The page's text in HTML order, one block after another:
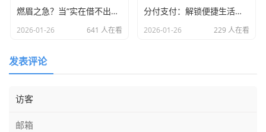
如何解锁你的“分付”额度？
记录、社交关系以及个人信用情况综合评估得出的。因此，
页面，找到“生活服务”或直接搜索“分付”即可进入开通页面。
燃眉之急？当“实在借不出钱”成为现实，这些“秘密通道”或许能帮你
2026-01-26 641 人在看
分付支付：解锁便捷生活，让每一次消费都随心而欲
2026-01-26 229 人在看
发表评论